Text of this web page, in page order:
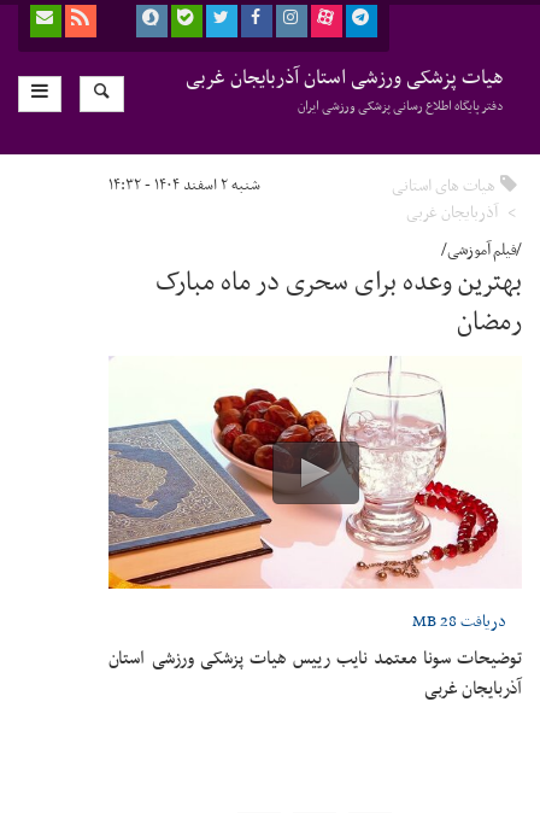
هیات پزشکی ورزشی استان آذربایجان غربی
دفتر پایگاه اطلاع رسانی پزشکی ورزشی ایران
هیات های استانی
آذربایجان غربی
شنبه ۲ اسفند ۱۴۰۴ - ۱۴:۳۲
/فیلم آموزشی/
بهترین وعده برای سحری در ماه مبارک
رمضان
دریافت28 MB
توضیحات سونا معتمد نایب رییس هیات پزشکی ورزشی استان
آذربایجان غربی